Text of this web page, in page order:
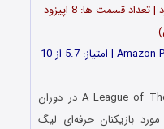
زبان: انگلیسی | زیرنویس فارسی: دارد | تعداد قسمت‌‌‌‌‌ ها: 8 اپیزود
سریال لیگ خودشان A League of Their Own 2022 در دوران
بازیکنان حرفه‌ای لیگ